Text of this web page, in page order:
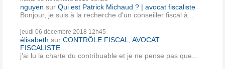
nguyen sur Qui est Patrick Michaud ? | avocat fiscaliste
Bonjour, je suis à la recherche d'un conseiller fiscal à...
jeudi 06 décembre 2018 12h45
élisabeth sur CONTRÔLE FISCAL, AVOCAT
FISCALISTE...
j'ai lu la charte du contribuable et je ne pense pas que...